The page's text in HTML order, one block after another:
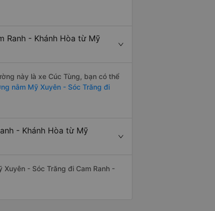
Ranh - Khánh Hòa từ Mỹ
này là xe Cúc Tùng, bạn có thể
nằm Mỹ Xuyên - Sóc Trăng đi
- Khánh Hòa từ Mỹ
- Sóc Trăng đi Cam Ranh -